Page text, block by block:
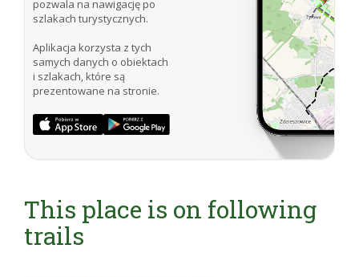
pozwala na nawigację po
szlakach turystycznych.
Aplikacja korzysta z tych
samych danych o obiektach
i szlakach, które są
prezentowane na stronie.
This place is on following
trails